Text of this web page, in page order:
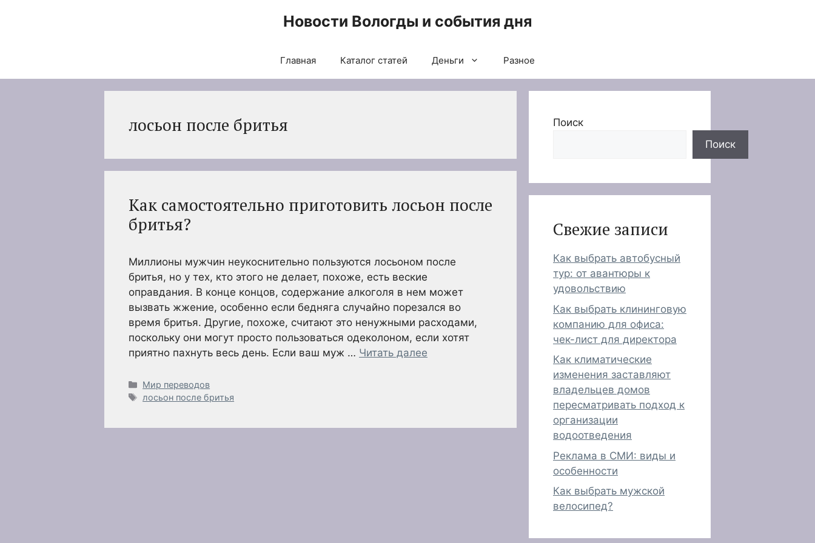
Новости Вологды и события дня
Главная Каталог статей Деньги Разное
лосьон после бритья
Как самостоятельно приготовить лосьон после
бритья?
Миллионы мужчин неукоснительно пользуются лосьоном после
бритья, но у тех, кто этого не делает, похоже, есть веские
оправдания. В конце концов, содержание алкоголя в нем может
вызвать жжение, особенно если бедняга случайно порезался во
время бритья. Другие, похоже, считают это ненужными расходами,
поскольку они могут просто пользоваться одеколоном, если хотят
приятно пахнуть весь день. Если ваш муж … Читать далее
Рубрики
Мир переводов
Метки
лосьон после бритья
Поиск
Поиск
Свежие записи
Как выбрать автобусный
тур: от авантюры к
удовольствию
Как выбрать клининговую
компанию для офиса:
чек-лист для директора
Как климатические
изменения заставляют
владельцев домов
пересматривать подход к
организации
водоотведения
Реклама в СМИ: виды и
особенности
Как выбрать мужской
велосипед?